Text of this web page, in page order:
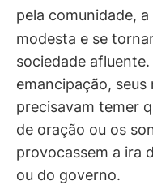
pela comunidade, a
modesta e se
sociedade
emancipação,
precisavam temer
de oração ou os
provocassem a ira
ou do governo.